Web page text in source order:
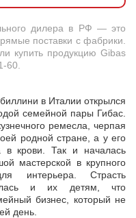
дилера в РФ — это
поставки с фабрики.
купить продукцию Gibas
60.
в Италии открылся
семейной пары Гибас.
ремесла, черпая
родной стране, а у его
в крови. Так и началась
мастерской в крупного
интерьера. Страсть
и их детям, что
бизнес, который не
день.